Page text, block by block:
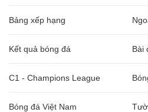
Bảng xếp hạng
Kết quả bóng đá Bài
C1 - Champions League
Bóng đá Việt Nam